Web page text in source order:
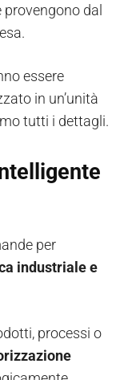
provengono dal
essere
in un’unità
tutti i dettagli.
per
industriale e
processi o